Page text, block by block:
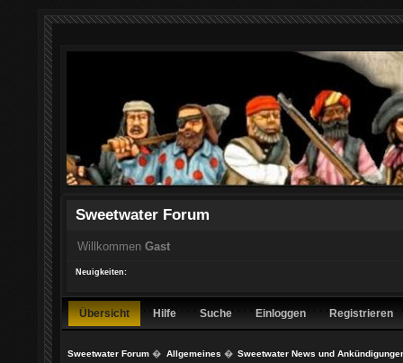
Sweetwater Forum
Willkommen Gast
Neuigkeiten:
Übersicht Hilfe Suche Einloggen Registrieren
Sweetwater Forum � Allgemeines � Sweetwater News und